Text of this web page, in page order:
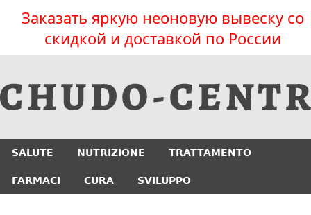
Заказать яркую неоновую вывеску со
скидкой и доставкой по России
SALUTE NUTRIZIONE TRATTAMENTO
FARMACI CURA SVILUPPO